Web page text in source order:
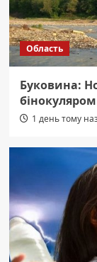
Область
Буковина:
1 день тому